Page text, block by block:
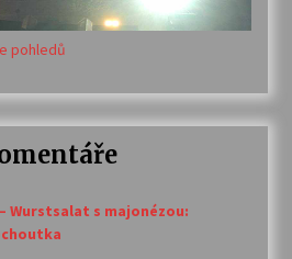
pohledů
Wurstsalat s majonézou: